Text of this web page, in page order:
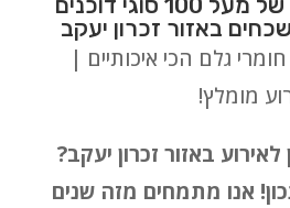
באזור זכרון יעקב
גלם הכי איכותיים |
מומלץ!
באזור זכרון יעקב?
אנו מתמחים מזה שנים